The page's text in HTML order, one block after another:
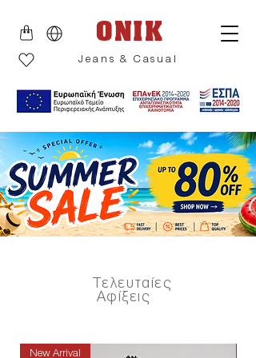
ONIK
Jeans & Casual
Τελευταίες
Αφίξεις
New Arrival